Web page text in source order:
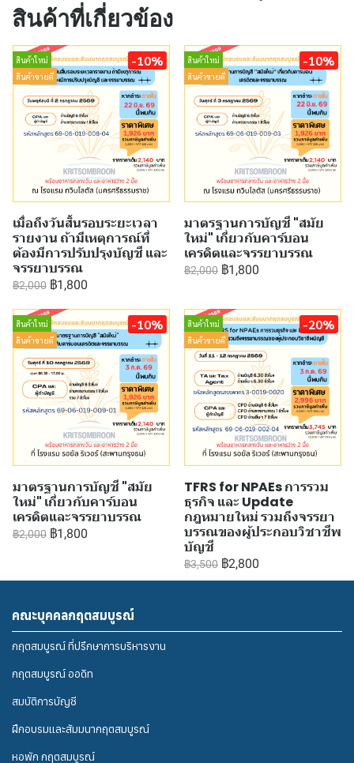
สินค้าที่เกี่ยวข้อง
สินค้าใหม่
สินค้าขายดี
-10%
เมื่อถึงวันสิ้นรอบระยะเวลา
รายงาน ถ้ามีเหตุการณ์ที่
ต้องมีการปรับปรุงบัญชี และ
จรรยาบรรณ
฿2,000 ฿1,800
สินค้าใหม่
สินค้าขายดี
-10%
มาตรฐานการบัญชี "สมัย
ใหม่" เกี่ยวกับคาร์บอน
เครดิตและจรรยาบรรณ
฿2,000 ฿1,800
สินค้าใหม่
สินค้าขายดี
-10%
มาตรฐานการบัญชี "สมัย
ใหม่" เกี่ยวกับคาร์บอน
เครดิตและจรรยาบรรณ
฿2,000 ฿1,800
สินค้าใหม่
สินค้าขายดี
-20%
TFRS for NPAEs การรวม
ธุรกิจ และ Update
กฎหมายใหม่ รวมถึงจรรยา
บรรณของผู้ประกอบวิชาชีพ
บัญชี
฿3,500 ฿2,800
คณะบุคคลกฤตสมบูรณ์
กฤตสมบูรณ์ ที่ปรึกษาการบริหารงาน
กฤตสมบูรณ์ ออดิท
สมบัติการบัญชี
ฝึกอบรมและสัมมนากฤตสมบูรณ์
หอพัก กฤตสมบูรณ์